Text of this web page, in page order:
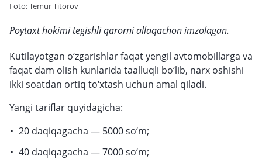
Foto: Temur Titorov
Poytaxt hokimi tegishli qarorni allaqachon imzolagan.
Kutilayotgan o‘zgarishlar faqat yengil avtomobillarga va
faqat dam olish kunlarida taalluqli bo‘lib, narx oshishi
ikki soatdan ortiq to‘xtash uchun amal qiladi.
Yangi tariflar quyidagicha:
20 daqiqagacha — 5000 so‘m;
40 daqiqagacha — 7000 so‘m;